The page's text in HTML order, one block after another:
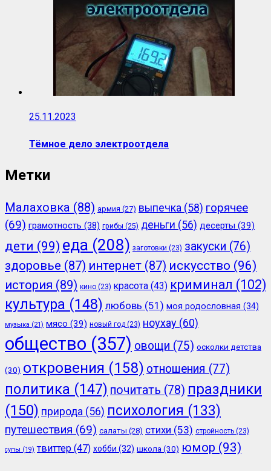
25.11.2023
Тёмное дело электроотдела
Метки
Малаховка (88) армия (27) выпечка (58) горячее
(69) грамотность (38) грибы (25) деньги (56) десерты (39)
дети (99) еда (208) заготовки (23) закуски (76)
здоровье (87) интернет (87) искусство (96)
история (89) кино (23) красота (43) криминал (102)
культура (148) любовь (51) моя родословная (34)
музыка (21) мясо (39) новый год (23) ноухау (60)
общество (357) овощи (75) осколки детства
(30) откровения (158) отношения (77)
политика (147) почитать (78) праздники
(150) природа (56) психология (133)
путешествия (69) салаты (28) стихи (53) стройность (23)
супы (19) твиттер (47) хобби (32) школа (30) юмор (93)